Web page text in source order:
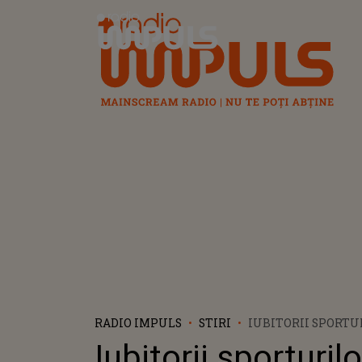
Radio Impuls
RADIO IMPULS STIRI
IUBITORII
PÂRTIE DE SCHI IN